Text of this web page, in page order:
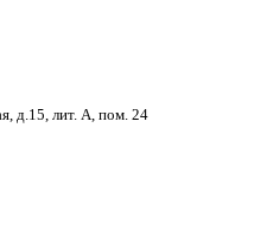
д.15, лит. А, пом. 24